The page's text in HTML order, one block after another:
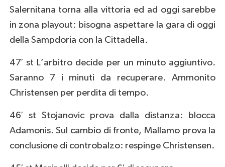
Salernitana torna alla vittoria ed ad oggi sarebbe
in zona playout: bisogna aspettare la gara di oggi
della Sampdoria con la Cittadella.
47′ st L’arbitro decide per un minuto aggiuntivo.
Saranno 7 i minuti da recuperare. Ammonito
Christensen per perdita di tempo.
46′ st Stojanovic prova dalla distanza: blocca
Adamonis. Sul cambio di fronte, Mallamo prova la
conclusione di controbalzo: respinge Christensen.